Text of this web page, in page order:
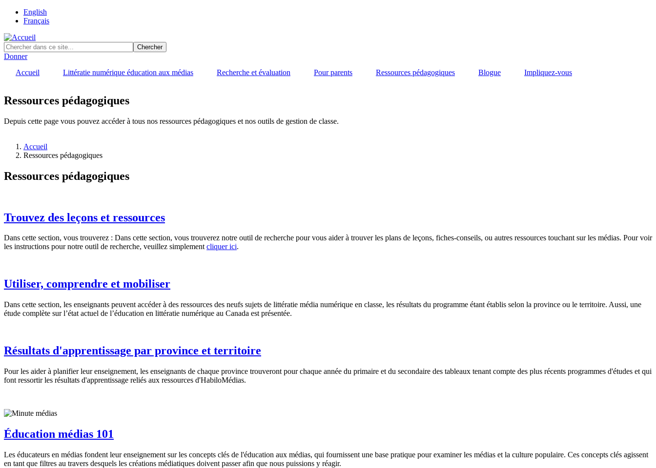
Skip
content
English
Français
Donner
Accueil
Littératie numérique éducation aux médias Recherche et évaluation Pour parents Ressources pédagogiques Blogue Impliquez-vous
Ressources pédagogiques
Depuis cette page vous pouvez accéder à tous nos ressources pédagogiques et nos outils de gestion de classe.
Fil
d'Ariane
Accueil
Ressources pédagogiques
Ressources pédagogiques
Trouvez des leçons et ressources
Dans cette section, vous trouverez : Dans cette section, vous trouverez notre outil de recherche pour vous aider à trouver les plans de leçons, fiches-conseils, ou autres ressources touchant sur les médias. Pour voir
les instructions pour notre outil de recherche, veuillez simplementcliquer ici.
Utiliser, comprendre et mobiliser
Dans cette section, les enseignants peuvent accéder à des ressources des neufs sujets de littératie média numérique en classe, les résultats du programme étant établis selon la province ou le territoire. Aussi, une
étude complète sur l’état actuel de l’éducation en littératie numérique au Canada est présentée.
Résultats d'apprentissage par province et territoire
Pour les aider à planifier leur enseignement, les enseignants de chaque province trouveront pour chaque année du primaire et du secondaire des tableaux tenant compte des plus récents programmes d'études et qui
font ressortir les résultats d'apprentissage reliés aux ressources d'HabiloMédias.
Éducation médias 101
Les éducateurs en médias fondent leur enseignement sur ​​les concepts clés de l'éducation aux médias, qui fournissent une base pratique pour examiner les médias et la culture populaire. Ces concepts clés agissent
en tant que filtres au travers desquels les créations médiatiques doivent passer afin que nous puissions y réagir.